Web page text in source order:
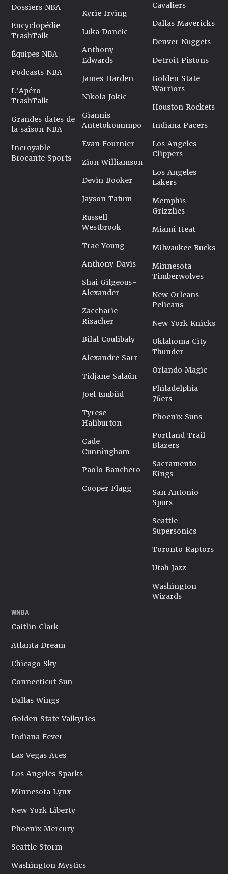
Dossiers NBA
Encyclopédie
TrashTalk
Équipes NBA
Podcasts NBA
L'Apéro
TrashTalk
Grandes dates de
la saison NBA
Incroyable
Brocante Sports
Kyrie Irving
Luka Doncic
Anthony
Edwards
James Harden
Nikola Jokic
Giannis
Antetokounmpo
Evan Fournier
Zion Williamson
Devin Booker
Jayson Tatum
Russell
Westbrook
Trae Young
Anthony Davis
Shai Gilgeous-
Alexander
Zaccharie
Risacher
Bilal Coulibaly
Alexandre Sarr
Tidjane Salaün
Joel Embiid
Tyrese
Haliburton
Cade
Cunningham
Paolo Banchero
Cooper Flagg
Cavaliers
Dallas Mavericks
Denver Nuggets
Detroit Pistons
Golden State
Warriors
Houston Rockets
Indiana Pacers
Los Angeles
Clippers
Los Angeles
Lakers
Memphis
Grizzlies
Miami Heat
Milwaukee Bucks
Minnesota
Timberwolves
New Orleans
Pelicans
New York Knicks
Oklahoma City
Thunder
Orlando Magic
Philadelphia
76ers
Phoenix Suns
Portland Trail
Blazers
Sacramento
Kings
San Antonio
Spurs
Seattle
Supersonics
Toronto Raptors
Utah Jazz
Washington
Wizards
WNBA
Caitlin Clark
Atlanta Dream
Chicago Sky
Connecticut Sun
Dallas Wings
Golden State Valkyries
Indiana Fever
Las Vegas Aces
Los Angeles Sparks
Minnesota Lynx
New York Liberty
Phoenix Mercury
Seattle Storm
Washington Mystics